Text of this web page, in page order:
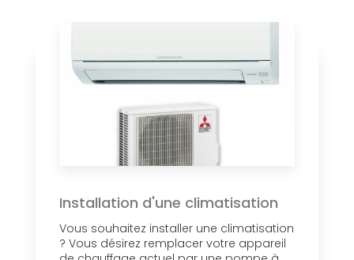
Installation d'une climatisation
Vous souhaitez installer une climatisation
? Vous désirez remplacer votre appareil